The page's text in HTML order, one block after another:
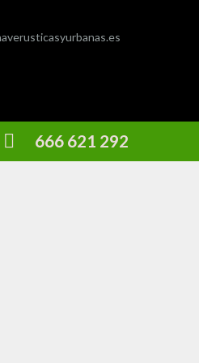
666 621 292